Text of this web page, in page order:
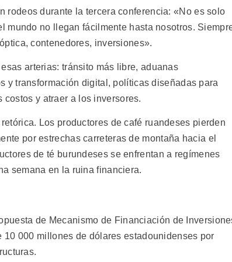
rodeos durante la tercera conferencia: «No es solo
mundo no llegan fácilmente hasta nosotros.
contenedores, inversiones».
arterias: tránsito más libre, aduanas
y transformación digital, políticas diseñadas para
y atraer a los inversores.
Los productores de café ruandeses pierden
por estrechas carreteras de montaña hacia el
de té burundeses se enfrentan a regímenes
semana en la ruina financiera.
de Mecanismo de Financiación de
000 millones de dólares estadounidenses por